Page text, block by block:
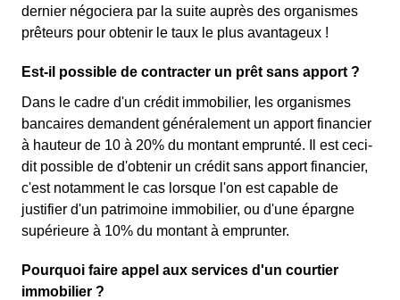
dernier négociera par la suite auprès des organismes
prêteurs pour obtenir le taux le plus avantageux !
Est-il possible de contracter un prêt sans apport ?
Dans le cadre d'un crédit immobilier, les organismes
bancaires demandent généralement un apport financier
à hauteur de 10 à 20% du montant emprunté. Il est ceci-
dit possible de d'obtenir un crédit sans apport financier,
c'est notamment le cas lorsque l'on est capable de
justifier d'un patrimoine immobilier, ou d'une épargne
supérieure à 10% du montant à emprunter.
Pourquoi faire appel aux services d'un courtier
immobilier ?